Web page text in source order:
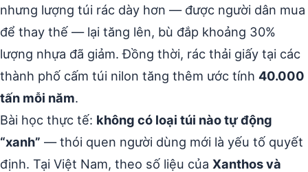
nhưng lượng túi rác dày hơn — được người dân mua
để thay thế — lại tăng lên, bù đắp khoảng 30%
lượng nhựa đã giảm. Đồng thời, rác thải giấy tại các
thành phố cấm túi nilon tăng thêm ước tính 40.000
tấn mỗi năm.
Bài học thực tế: không có loại túi nào tự động
“xanh” — thói quen người dùng mới là yếu tố quyết
định. Tại Việt Nam, theo số liệu của Xanthos và